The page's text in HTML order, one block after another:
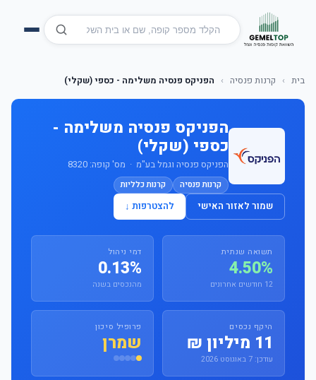
בית › קרנות פנסיה › הפניקס פנסיה משלימה - כספי (שקלי)
הפניקס פנסיה משלימה -
כספי (שקלי)
הפניקס פנסיה וגמל בע"מ · מס' קופה: 8320
קרנות פנסיה קרנות כלליות
שמור לאזור האישי להצטרפות ↓
תשואה שנתית
4.50%
12 חודשים אחרונים
דמי ניהול
0.13%
מהנכסים בשנה
היקף נכסים
11 מיליון ₪
עודכן: 7 באוגוסט 2026
פרופיל סיכון
שמרן